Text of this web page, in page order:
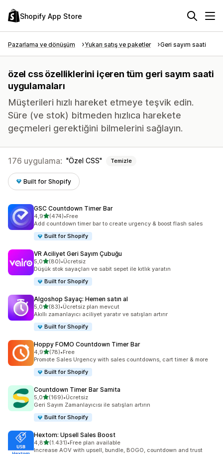
Shopify App Store
Pazarlama ve dönüşüm Yukarı satış ve paketler Geri sayım saati
özel css özelliklerini içeren tüm geri sayım saati
uygulamaları
Müşterileri hızlı hareket etmeye teşvik edin.
Süre (ve stok) bitmeden hızlıca harekete
geçmeleri gerektiğini bilmelerini sağlayın.
176 uygulama: Özel CSS Temizle
Built for Shopify
GSC Countdown Timer Bar
4,95 yıldız üzerinden
(474)
toplam 474 değerlendirme
•Free
Add countdown timer bar to create urgency & boost flash sales
Built for Shopify
VR Aciliyet Geri Sayım Çubuğu
5,05 yıldız üzerinden
(80)
toplam 80 değerlendirme
•Ücretsiz
Düşük stok sayaçları ve sabit sepet ile kıtlık yaratın
Built for Shopify
Algoshop Sayaç: Hemen satın al
5,05 yıldız üzerinden
(83)
toplam 83 değerlendirme
•Ücretsiz plan mevcut
Akıllı zamanlayıcı aciliyet yaratır ve satışları artırır
Built for Shopify
Hoppy FOMO Countdown Timer Bar
4,95 yıldız üzerinden
(78)
toplam 78 değerlendirme
•Free
Promote Sales Urgency with sales countdowns, cart timer & more
Built for Shopify
Countdown Timer Bar Samita
5,05 yıldız üzerinden
(169)
toplam 169 değerlendirme
•Ücretsiz
Geri Sayım Zamanlayıcısı ile satışları artırın
Built for Shopify
Hextom: Upsell Sales Boost
4,85 yıldız üzerinden
(1.431)
toplam 1431 değerlendirme
•Free plan available
Increase AOV with upsell, bundle, BOGO, countdown and trust